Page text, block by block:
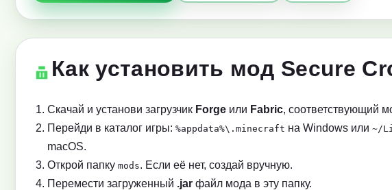
Как установить мод Secure
Скачай и установи загрузчик Forge или Fabric, соответствующий
Перейди в каталог игры: %appdata%\.minecraft на Windows или ~/
macOS.
Открой папку mods. Если её нет, создай вручную.
Перемести загруженный .jar файл мода в эту папку.